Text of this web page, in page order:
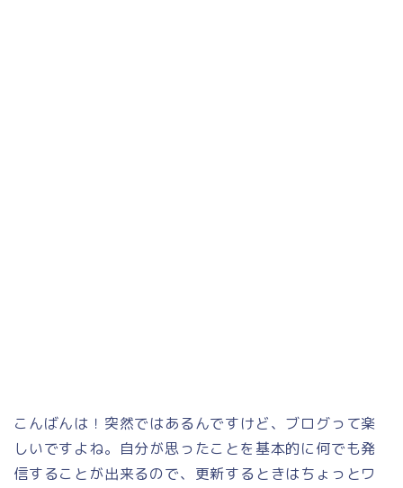
こんばんは！突然ではあるんですけど、ブログって楽
しいですよね。自分が思ったことを基本的に何でも発
信することが出来るので、更新するときはちょっとワ